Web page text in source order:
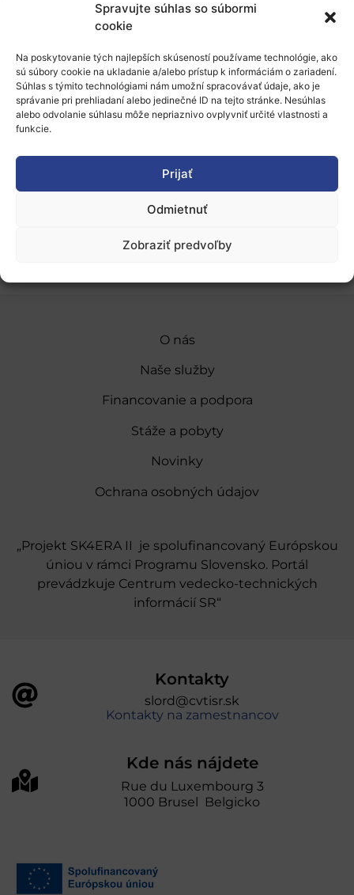
Spravujte súhlas so súbormi
cookie
Na poskytovanie tých najlepších skúseností používame technológie, ako
sú súbory cookie na ukladanie a/alebo prístup k informáciám o zariadení.
Súhlas s týmito technológiami nám umožní spracovávať údaje, ako je
správanie pri prehliadaní alebo jedinečné ID na tejto stránke. Nesúhlas
alebo odvolanie súhlasu môže nepriaznivo ovplyvniť určité vlastnosti a
funkcie.
Prijať
Odmietnuť
Zobraziť predvoľby
úspešných návrhov;
účastníkom bude poskytnutá príležitosť zapojiť
sa do EIT a do partnerstiev s inými potenciálnymi
žiadateľmi.
Účasť na tomto podujatí je otvorená všetkým
zainteresovaným subjektom v oblasti inovácií a
registrácia sa uskutoční na princípe „first come, first
Pridať do Google Kalendára
O nás
Naše služby
Financovanie a podpora
Stáže a pobyty
Novinky
Ochrana osobných údajov
„Projekt SK4ERA II je spolufinancovaný Európskou
úniou v rámci Programu Slovensko. Portál
prevádzkuje Centrum vedecko-technických
informácií SR“
Kontakty
slord@cvtisr.sk
Kontakty na zamestnancov
Kde nás nájdete
Rue du Luxembourg 3
1000 Brusel Belgicko